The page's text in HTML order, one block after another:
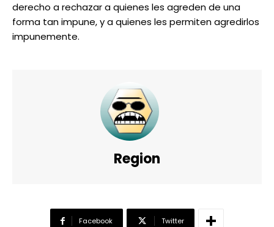
derecho a rechazar a quienes les agreden de una
forma tan impune, y a quienes les permiten agredirlos
impunemente.
Region
Facebook Twitter